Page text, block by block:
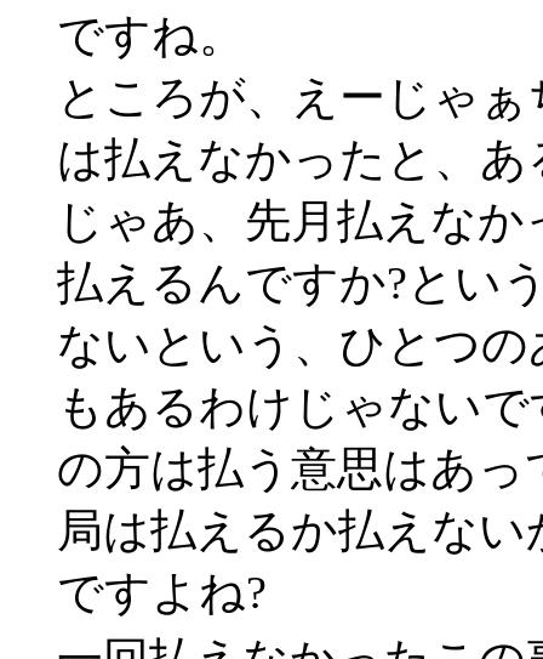
ですね。
ところが、えーじゃ
は払えなかったと、
じゃあ、先月払えな
払えるんですか?とい
ないという、ひとつ
もあるわけじゃない
の方は払う意思はあ
局は払えるか払えな
ですよね?